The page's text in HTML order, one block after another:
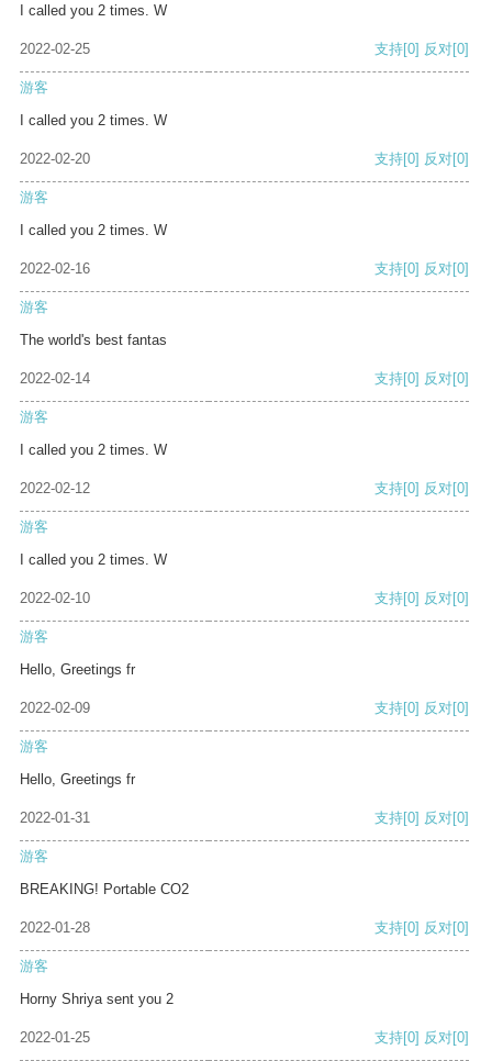
I called you 2 times. W
2022-02-25 支持[0] 反对[0]
游客
I called you 2 times. W
2022-02-20 支持[0] 反对[0]
游客
I called you 2 times. W
2022-02-16 支持[0] 反对[0]
游客
The world's best fantas
2022-02-14 支持[0] 反对[0]
游客
I called you 2 times. W
2022-02-12 支持[0] 反对[0]
游客
I called you 2 times. W
2022-02-10 支持[0] 反对[0]
游客
Hello, Greetings fr
2022-02-09 支持[0] 反对[0]
游客
Hello, Greetings fr
2022-01-31 支持[0] 反对[0]
游客
BREAKING! Portable CO2
2022-01-28 支持[0] 反对[0]
游客
Horny Shriya sent you 2
2022-01-25 支持[0] 反对[0]